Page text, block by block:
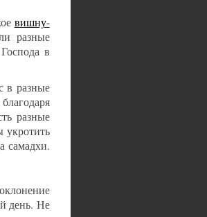
вишну-
разные
в
в разные
разные
укротить
самадхи.
день. Не